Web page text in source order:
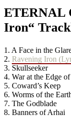
ETERNAL
Iron“
1. A Face in the
2. Ravening Iron
3. Skullseeker
4. War at the Edge
5. Coward’s Keep
6. Worms of the
7. The Godblade
8. Banners of Arhai